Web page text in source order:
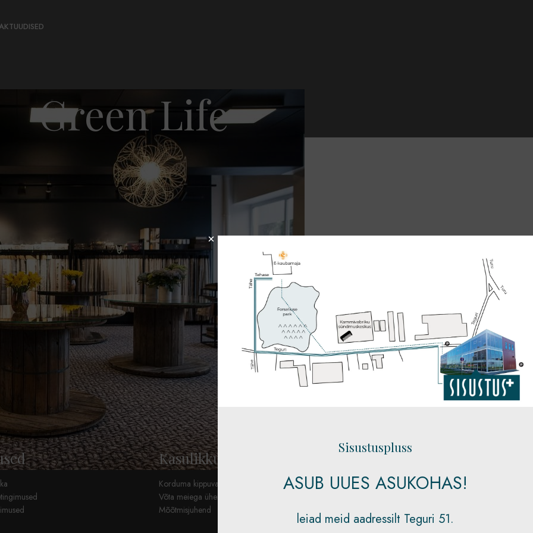
UUDISED
Green Life
Kasulikku
Korduma kippuvad küsimused (KKK)
Võta meiega ühendust
Mõõtmisjuhend
Sisustuspluss
ASUB UUES ASUKOHAS!
leiad meid aadressilt Teguri 51.